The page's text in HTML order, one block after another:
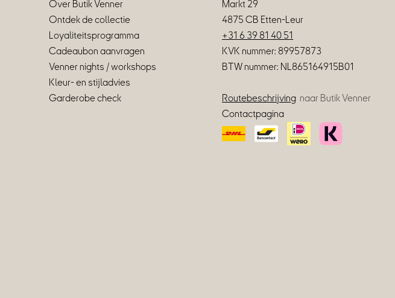
Over Butik Venner
Ontdek de collectie
Loyaliteitsprogramma
Cadeaubon aanvragen
Venner nights / workshops
Kleur- en stijladvies
Garderobe check
Markt 29
4875 CB Etten-Leur
+31 6 39 81 40 51
KVK nummer: 89957873
BTW nummer: NL865164915B01
Routebeschrijving naar Butik Venner
Contactpagina